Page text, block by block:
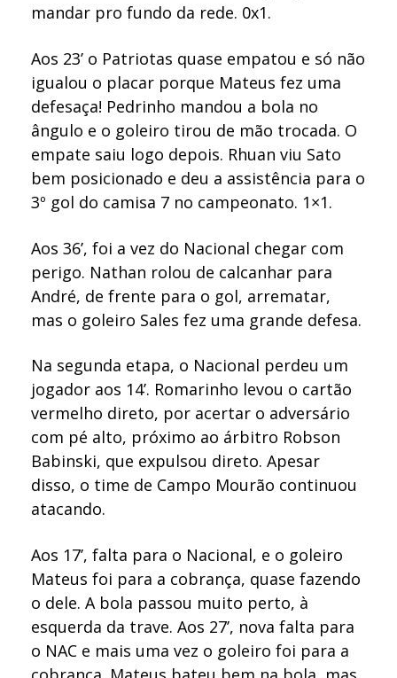
mandar pro fundo da rede. 0x1.
Aos 23’ o Patriotas quase empatou e só não
igualou o placar porque Mateus fez uma
defesaça! Pedrinho mandou a bola no
ângulo e o goleiro tirou de mão trocada. O
empate saiu logo depois. Rhuan viu Sato
bem posicionado e deu a assistência para o
3º gol do camisa 7 no campeonato. 1×1.
Aos 36’, foi a vez do Nacional chegar com
perigo. Nathan rolou de calcanhar para
André, de frente para o gol, arrematar,
mas o goleiro Sales fez uma grande defesa.
Na segunda etapa, o Nacional perdeu um
jogador aos 14’. Romarinho levou o cartão
vermelho direto, por acertar o adversário
com pé alto, próximo ao árbitro Robson
Babinski, que expulsou direto. Apesar
disso, o time de Campo Mourão continuou
atacando.
Aos 17’, falta para o Nacional, e o goleiro
Mateus foi para a cobrança, quase fazendo
o dele. A bola passou muito perto, à
esquerda da trave. Aos 27’, nova falta para
o NAC e mais uma vez o goleiro foi para a